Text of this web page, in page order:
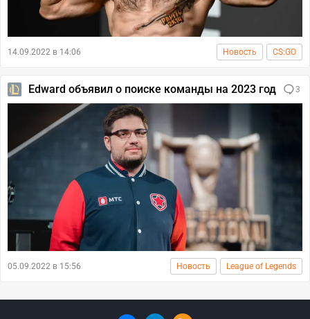
14.09.2022 в 14:06 Новость CS:GO
Edward объявил о поиске команды на 2023 год 3
05.09.2022 в 15:56 Новость League of Legends